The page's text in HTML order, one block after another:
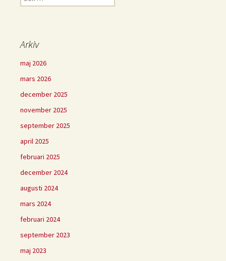
efter:
Arkiv
maj 2026
mars 2026
december 2025
november 2025
september 2025
april 2025
februari 2025
december 2024
augusti 2024
mars 2024
februari 2024
september 2023
maj 2023